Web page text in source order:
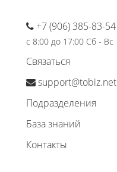
+7 (906) 385-83-54
с 8:00 до 17:00 Сб - Вс
Связаться
support@tobiz.net
Подразделения
База знаний
Контакты